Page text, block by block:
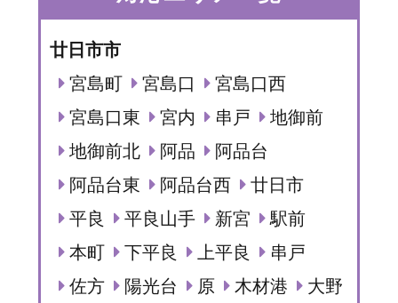
廿日市市
宮島町
宮島口
宮島口西
宮島口東
宮内 串戸
地御前
地御前北
阿品
阿品台
阿品台東
阿品台西
廿日市
平良
平良山手 新宮
駅前
本町
下平良 上平良
串戸
佐方
陽光台 原 木材港
大野